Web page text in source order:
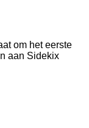
om het eerste
aan Sidekix